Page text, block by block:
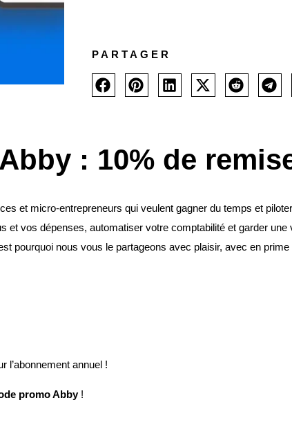
PARTAGER
: 10% de
et micro-entrepreneurs qui veulent gagner du temps et
vos dépenses, automatiser votre comptabilité et garder une
pourquoi nous vous le partageons avec plaisir, avec en
l’abonnement annuel !
promo Abby!